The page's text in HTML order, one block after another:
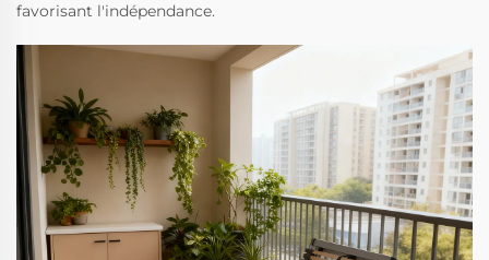
favorisant l'indépendance.